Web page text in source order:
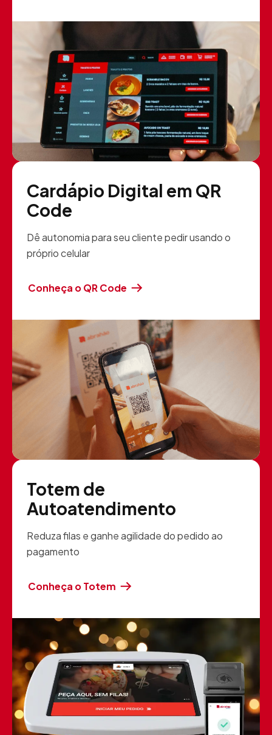
Cardápio Digital em QR
Code
Dê autonomia para seu cliente pedir usando o
próprio celular
Conheça o QR Code
Totem de
Autoatendimento
Reduza filas e ganhe agilidade do pedido ao
pagamento
Conheça o Totem